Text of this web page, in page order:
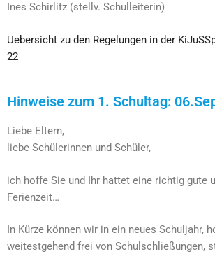
Ines Schirlitz (stellv. Schulleiterin)
Uebersicht zu den Regelungen in der
22
Hinweise zum 1. Schultag:
Liebe Eltern,
liebe Schülerinnen und Schüler,
ich hoffe Sie und Ihr hattet eine richtig gute
Ferienzeit…
In Kürze können wir in ein neues Schuljahr,
weitestgehend frei von Schulschließungen,